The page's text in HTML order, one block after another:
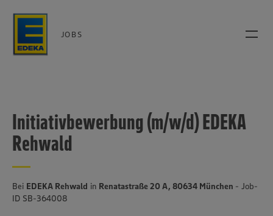
JOBS
Initiativbewerbung (m/w/d) EDEKA
Rehwald
Bei EDEKA Rehwald in Renatastraße 20 A, 80634 München - Job-
ID SB-364008